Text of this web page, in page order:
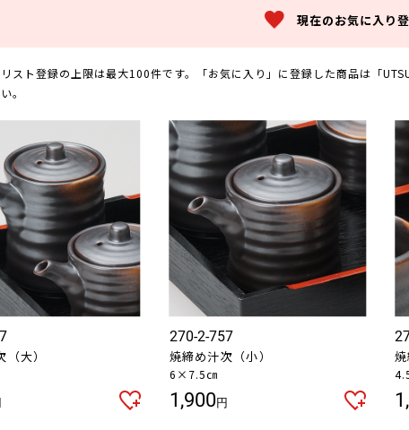
現在のお気に入り
スト登録の上限は最大100件です。「お気に入り」に登録した商品は「
。
大）
270-2-757
焼締め汁次（小）
6×7.5㎝
1,900円